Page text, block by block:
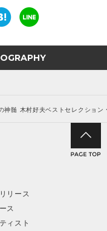
神髄 木村好夫ベストセレクション
リース
ス
ィスト